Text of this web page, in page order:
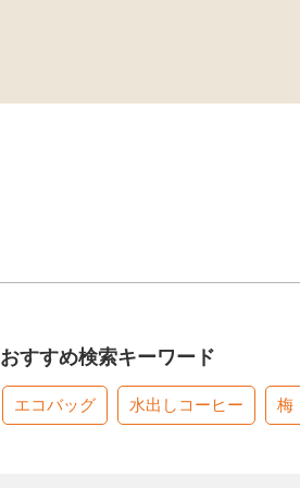
おすすめ検索キーワード
エコバッグ 水出しコーヒー 梅